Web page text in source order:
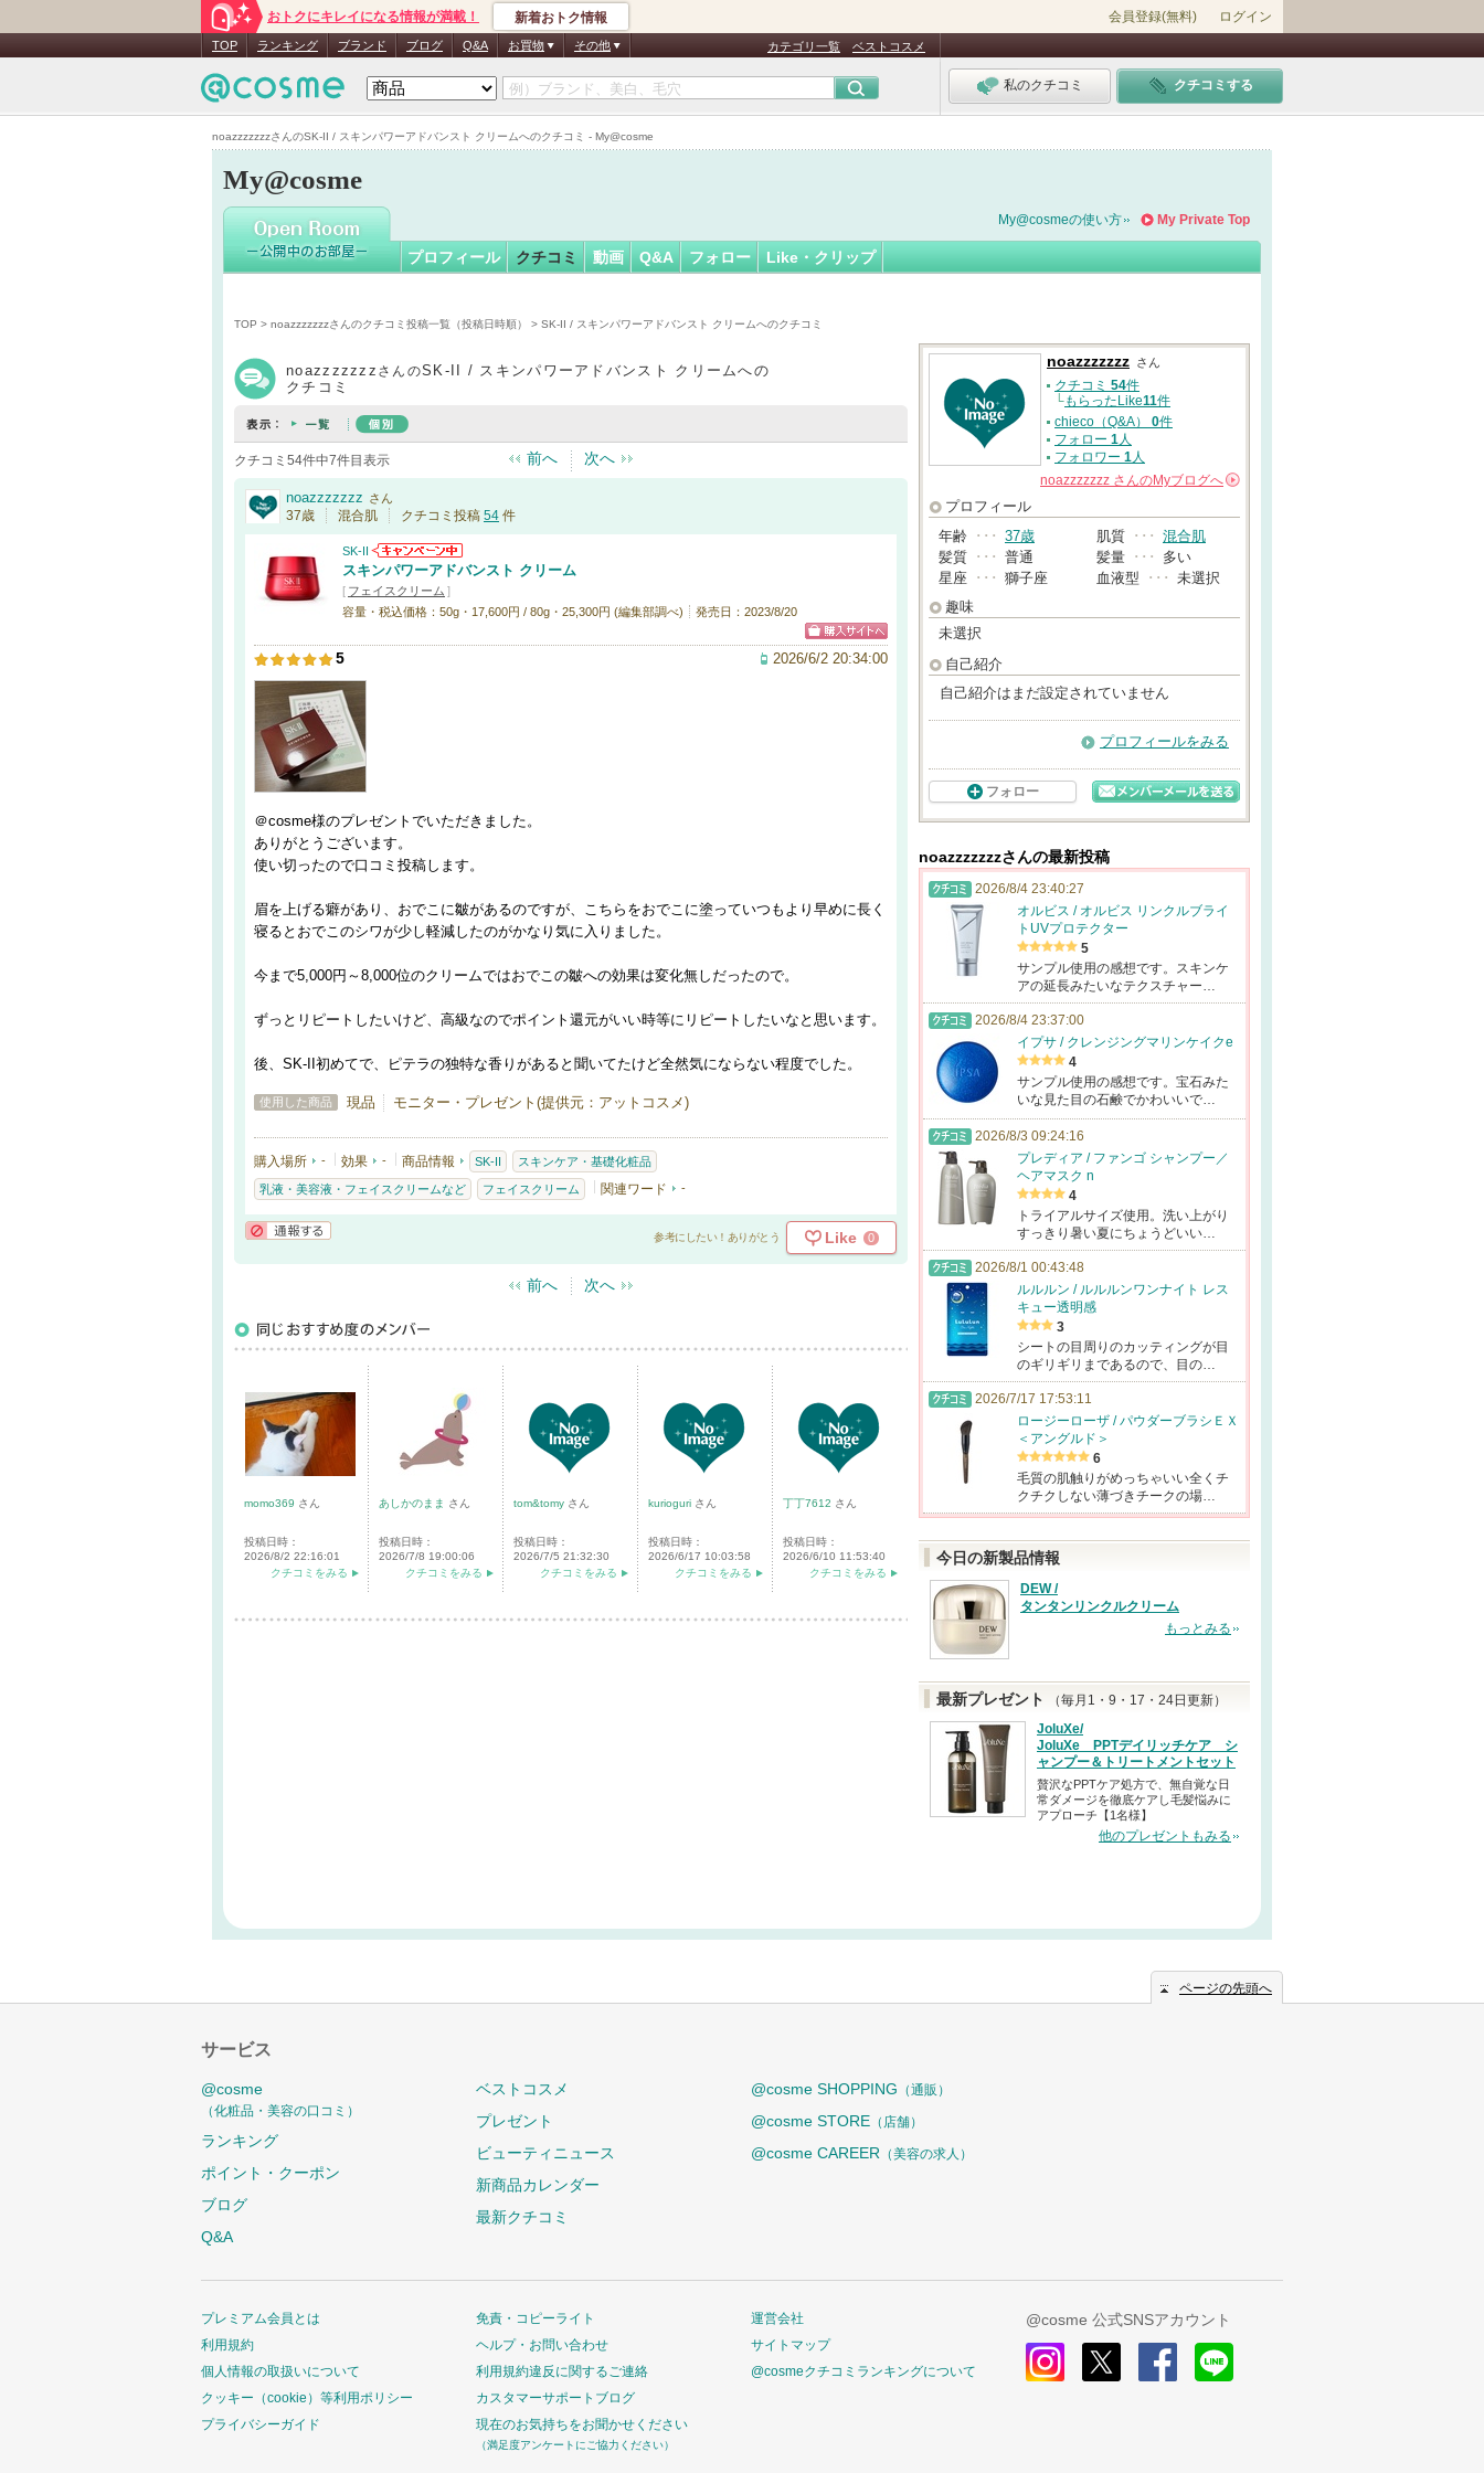
noazzzzzzzさんのSK-II / スキンパワーアドバンスト クリームへのクチコミ - My@cosme
おトクにキレイになる情報が満載！ 新着おトク情報 会員登録(無料) ログイン
TOP ランキング ブランド ブログ Q&A お買物 その他 カテゴリ一覧 ベストコスメ
私のクチコミ クチコミする
My@cosme
noazzzzzzzさん
My Private Top
My@cosmeの使い方
プロフィール クチコミ 動画 Q&A フォロー Like・クリップ
TOP > noazzzzzzzさんのクチコミ投稿一覧（投稿日時順） > SK-II / スキンパワーアドバンスト クリームへのクチコミ
noazzzzzzz さんのSK-II / スキンパワーアドバンスト クリームへの
クチコミ
クチコミ54件中7件目表示 前へ 次へ
noazzzzzzz さん
37歳 混合肌 クチコミ投稿 54 件
SK-II
スキンパワーアドバンスト クリーム
[ フェイスクリーム ]
容量・税込価格：50g・17,600円 / 80g・25,300円 (編集部調べ)
発売日：2023/8/20
5 2026/6/2 20:34:00
＠cosme様のプレゼントでいただきました。
ありがとうございます。
使い切ったので口コミ投稿します。
眉を上げる癖があり、おでこに皺があるのですが、こちらをおでこに塗っていつもより早めに長く
寝るとおでこのシワが少し軽減したのがかなり気に入りました。
今まで5,000円～8,000位のクリームではおでこの皺への効果は変化無しだったので。
ずっとリピートしたいけど、高級なのでポイント還元がいい時等にリピートしたいなと思います。
後、SK-II初めてで、ピテラの独特な香りがあると聞いてたけど全然気にならない程度でした。
使用した商品 現品 モニター・プレゼント(提供元：アットコスメ)
購入場所 - 効果 - 商品情報 SK-II スキンケア・基礎化粧品
乳液・美容液・フェイスクリームなど フェイスクリーム 関連ワード -
参考にしたい！ありがとう Like 0
前へ 次へ
momo369 さん
投稿日時：
2026/8/2 22:16:01
クチコミをみる
あしかのまま さん
投稿日時：
2026/7/8 19:00:06
クチコミをみる
tom&tomy さん
投稿日時：
2026/7/5 21:32:30
クチコミをみる
kurioguri さん
投稿日時：
2026/6/17 10:03:58
クチコミをみる
丁丁7612 さん
投稿日時：
2026/6/10 11:53:40
クチコミをみる
noazzzzzzz さん
クチコミ 54件
└もらったLike11件
chieco（Q&A） 0件
フォロー 1人
フォロワー 1人
noazzzzzzz さんのMyブログへ
プロフィール
年齢 ･･･ 37歳 肌質 ･･･ 混合肌
髪質 ･･･ 普通 髪量 ･･･
多い
星座 ･･･ 獅子座 血液型 ･･･ 未選択
趣味
未選択
自己紹介
自己紹介はまだ設定されていません
プロフィールをみる
フォロー
noazzzzzzzさんの最新投稿
2026/8/4 23:40:27
オルビス / オルビス リンクルブライ
トUVプロテクター
5
サンプル使用の感想です。スキンケ
アの延長みたいなテクスチャー…
2026/8/4 23:37:00
イプサ / クレンジングマリンケイクe
4
サンプル使用の感想です。宝石みた
いな見た目の石鹸でかわいいで…
2026/8/3 09:24:16
プレディア / ファンゴ シャンプー／
ヘアマスク n
4
トライアルサイズ使用。洗い上がり
すっきり暑い夏にちょうどいい…
2026/8/1 00:43:48
ルルルン / ルルルンワンナイト レス
キュー透明感
3
シートの目周りのカッティングが目
のギリギリまであるので、目の…
2026/7/17 17:53:11
ロージーローザ / パウダーブラシＥＸ
＜アングルド＞
6
毛質の肌触りがめっちゃいい全くチ
クチクしない薄づきチークの場…
今日の新製品情報
DEW /
タンタンリンクルクリーム
もっとみる
最新プレゼント
（毎月1・9・17・24日更新）
JoluXe/
JoluXe PPTデイリッチケア シ
ャンプー＆トリートメントセット
贅沢なPPTケア処方で、無自覚な日
常ダメージを徹底ケアし毛髪悩みに
アプローチ【1名様】
他のプレゼントもみる
ページの先頭へ
サービス
@cosme
（化粧品・美容の口コミ）
ランキング
ポイント・クーポン
ブログ
Q&A
ベストコスメ
プレゼント
ビューティニュース
新商品カレンダー
最新クチコミ
@cosme SHOPPING （通販）
@cosme STORE （店舗）
@cosme CAREER （美容の求人）
プレミアム会員とは
利用規約
個人情報の取扱いについて
クッキー（cookie）等利用ポリシー
プライバシーガイド
免責・コピーライト
ヘルプ・お問い合わせ
利用規約違反に関するご連絡
カスタマーサポートブログ
現在のお気持ちをお聞かせください
（満足度アンケートにご協力ください）
運営会社
サイトマップ
@cosmeクチコミランキングについて
@cosme 公式SNSアカウント